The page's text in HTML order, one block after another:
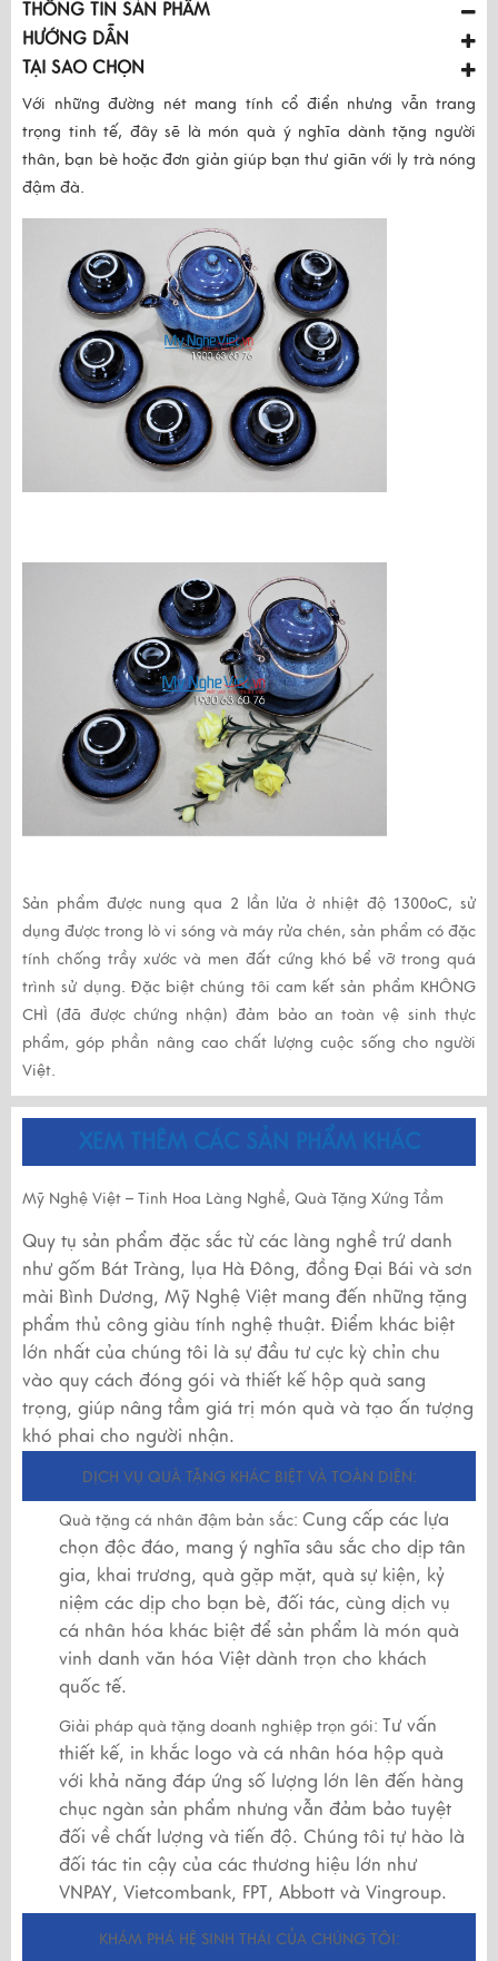
THÔNG TIN SẢN PHẨM
HƯỚNG DẪN
TẠI SAO CHỌN
Với những đường nét mang tính cổ điển nhưng vẫn trang
trọng tinh tế, đây sẽ là món quà ý nghĩa dành tặng người
thân, bạn bè hoặc đơn giản giúp bạn thư giãn với ly trà nóng
đậm đà.
Sản phẩm được nung qua 2 lần lửa ở nhiệt độ 1300oC, sử
dụng được trong lò vi sóng và máy rửa chén, sản phẩm có đặc
tính chống trầy xước và men đất cứng khó bể vỡ trong quá
trình sử dụng. Đặc biệt chúng tôi cam kết sản phẩm KHÔNG
CHÌ (đã được chứng nhận) đảm bảo an toàn vệ sinh thực
phẩm, góp phần nâng cao chất lượng cuộc sống cho người
Việt.
XEM THÊM CÁC SẢN PHẨM KHÁC
Mỹ Nghệ Việt – Tinh Hoa Làng Nghề, Quà Tặng Xứng Tầm
Quy tụ sản phẩm đặc sắc từ các làng nghề trứ danh
như gốm Bát Tràng, lụa Hà Đông, đồng Đại Bái và sơn
mài Bình Dương, Mỹ Nghệ Việt mang đến những tặng
phẩm thủ công giàu tính nghệ thuật. Điểm khác biệt
lớn nhất của chúng tôi là sự đầu tư cực kỳ chỉn chu
vào quy cách đóng gói và thiết kế hộp quà sang
trọng, giúp nâng tầm giá trị món quà và tạo ấn tượng
khó phai cho người nhận.
DỊCH VỤ QUÀ TẶNG KHÁC BIỆT VÀ TOÀN DIỆN:
Quà tặng cá nhân đậm bản sắc: Cung cấp các lựa
chọn độc đáo, mang ý nghĩa sâu sắc cho dịp tân
gia, khai trương, quà gặp mặt, quà sự kiện, kỷ
niệm các dịp cho bạn bè, đối tác, cùng dịch vụ
cá nhân hóa khác biệt để sản phẩm là món quà
vinh danh văn hóa Việt dành trọn cho khách
quốc tế.
Giải pháp quà tặng doanh nghiệp trọn gói: Tư vấn
thiết kế, in khắc logo và cá nhân hóa hộp quà
với khả năng đáp ứng số lượng lớn lên đến hàng
chục ngàn sản phẩm nhưng vẫn đảm bảo tuyệt
đối về chất lượng và tiến độ. Chúng tôi tự hào là
đối tác tin cậy của các thương hiệu lớn như
VNPAY, Vietcombank, FPT, Abbott và Vingroup.
KHÁM PHÁ HỆ SINH THÁI CỦA CHÚNG TÔI: